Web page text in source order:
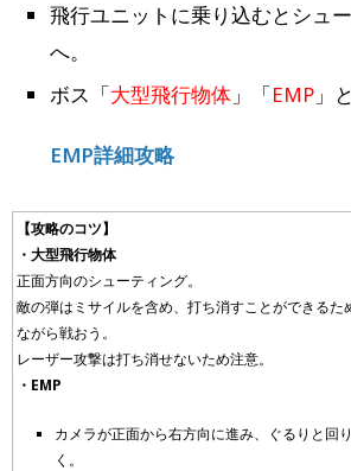
飛行ユニットに乗り込むとシュ
へ。
ボス「大型飛行物体 」「EMP 」
EMP詳細攻略
【攻略のコツ】
・大型飛行物体
正面方向のシューティング。
敵の弾はミサイルを含め、打ち消すことができるた
ながら戦おう。
レーザー攻撃は打ち消せないため注意。
・EMP
カメラが正面から右方向に進み、ぐるりと回
く。